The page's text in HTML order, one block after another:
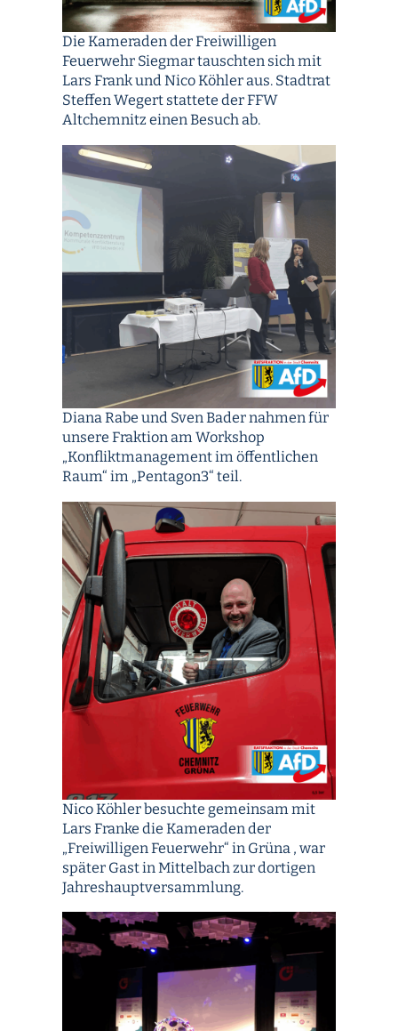
Die Kameraden der Freiwilligen
Feuerwehr Siegmar tauschten sich mit
Lars Frank und Nico Köhler aus. Stadtrat
Steffen Wegert stattete der FFW
Altchemnitz einen Besuch ab.
Diana Rabe und Sven Bader nahmen für
unsere Fraktion am Workshop
„Konfliktmanagement im öffentlichen
Raum“ im „Pentagon3“ teil.
Nico Köhler besuchte gemeinsam mit
Lars Franke die Kameraden der
„Freiwilligen Feuerwehr“ in Grüna , war
später Gast in Mittelbach zur dortigen
Jahreshauptversammlung.